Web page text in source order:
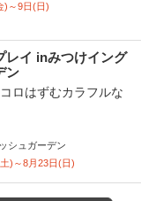
)～9日(日)
レイ inみつけイング
ン
ロはずむカラフルな
シュガーデン
)～8月23日(日)